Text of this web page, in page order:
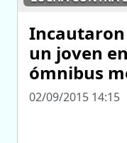
Incautaron
un joven
ómnibus
02/09/2015 14:15